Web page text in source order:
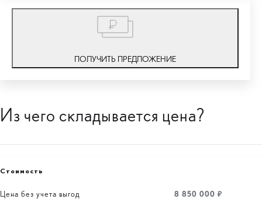
ПОЛУЧИТЬ ПРЕДЛОЖЕНИЕ
Из чего складывается цена?
Стоимость
Цена без учета выгод 8 850 000 ₽